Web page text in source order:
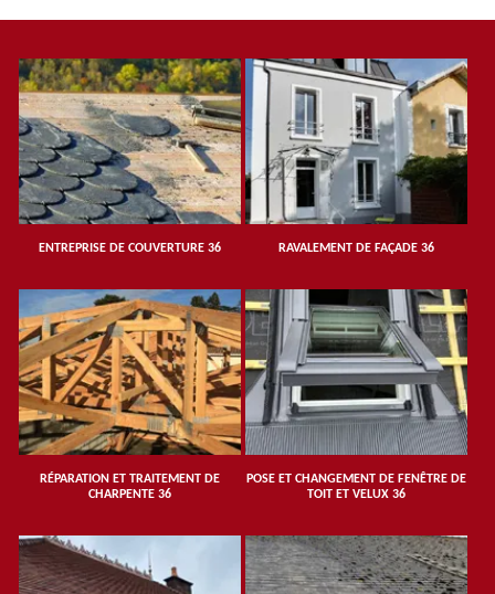
ENTREPRISE DE COUVERTURE 36 RAVALEMENT DE FAÇADE 36
RÉPARATION ET TRAITEMENT DE
CHARPENTE 36
POSE ET CHANGEMENT DE FENÊTRE DE
TOIT ET VELUX 36